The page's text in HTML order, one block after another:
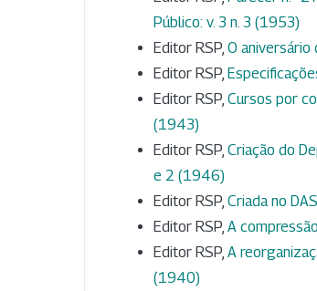
Público: v. 3 n. 3 (1953)
Editor RSP, O aniversário
Editor RSP,
Editor RSP, Cursos por
(1943)
Editor RSP, Criação do
e 2 (1946)
Editor RSP, Criada no
Editor RSP, A
Editor RSP, A
(1940)